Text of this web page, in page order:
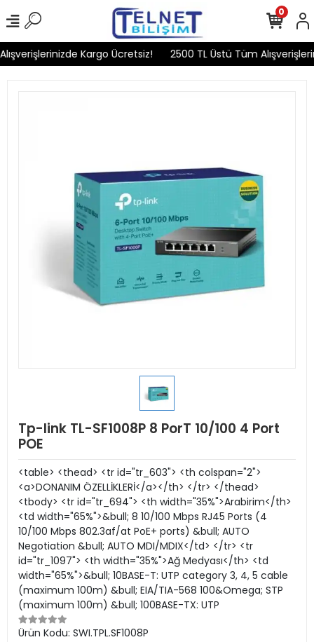
Kargo Ücretsiz! 2500 TL Üstü Tüm
0
Tp-link TL-SF1008P 8 PorT 10/100 4 Port
POE
<table> <thead> <tr id="tr_603"> <th colspan="2">
<a>DONANIM ÖZELLİKLERİ</a></th> </tr> </thead>
<tbody> <tr id="tr_694"> <th width="35%">Arabirim</th>
<td width="65%">&bull; 8 10/100 Mbps RJ45 Ports (4
10/100 Mbps 802.3af/at PoE+ ports) &bull; AUTO
Negotiation &bull; AUTO MDI/MDIX</td> </tr> <tr
id="tr_1097"> <th width="35%">Ağ Medyası</th> <td
width="65%">&bull; 10BASE-T: UTP category 3, 4, 5 cable
(maximum 100m) &bull; EIA/TIA-568 100&Omega; STP
(maximum 100m) &bull; 100BASE-TX: UTP
Ürün Kodu: SWI.TPL.SF1008P